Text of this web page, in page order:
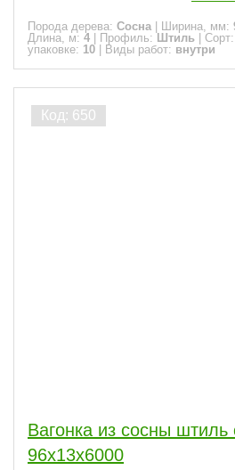
Порода дерева: Сосна Ширина, мм:
Длина, м: 4 Профиль: Штиль Сорт:
упаковке: 10 Виды работ: внутри
Вагонка из сосны штиль
96x13x6000